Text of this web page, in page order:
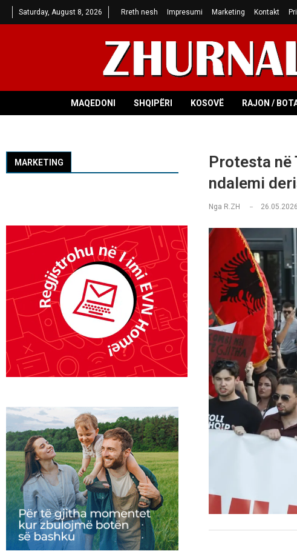
Saturday, August 8, 2026 Rreth nesh Impresumi Marketing Kontakt
MAQEDONI SHQIPËRI KOSOVË RAJON /
Protesta në
ndalemi
Nga R.ZH
MARKETING